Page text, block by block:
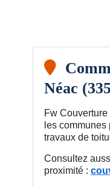
Néac
Fw
les
travaux de
Consultez
proximité :